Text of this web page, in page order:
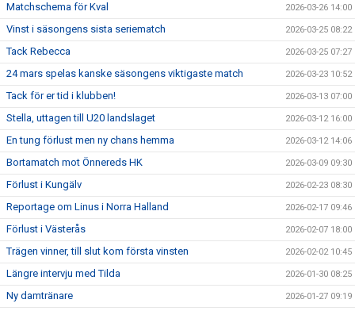
Matchschema för Kval 2026-03-26 14:00
Vinst i säsongens sista seriematch 2026-03-25 08:22
Tack Rebecca 2026-03-25 07:27
24 mars spelas kanske säsongens viktigaste match 2026-03-23 10:52
Tack för er tid i klubben! 2026-03-13 07:00
Stella, uttagen till U20 landslaget 2026-03-12 16:00
En tung förlust men ny chans hemma 2026-03-12 14:06
Bortamatch mot Önnereds HK 2026-03-09 09:30
Förlust i Kungälv 2026-02-23 08:30
Reportage om Linus i Norra Halland 2026-02-17 09:46
Förlust i Västerås 2026-02-07 18:00
Trägen vinner, till slut kom första vinsten 2026-02-02 10:45
Längre intervju med Tilda 2026-01-30 08:25
Ny damtränare 2026-01-27 09:19